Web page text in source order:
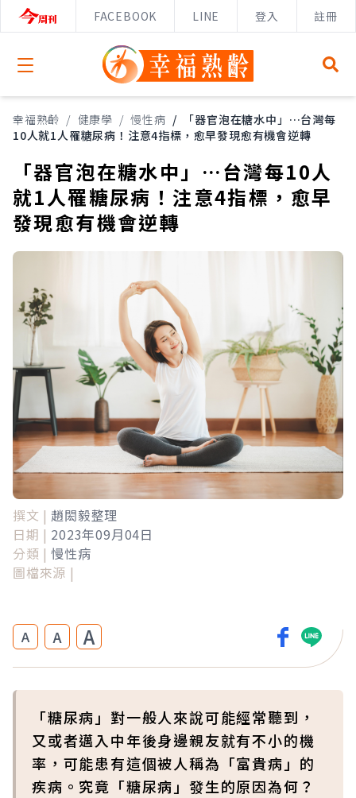
FACEBOOK LINE 登入 註冊
Open menu
幸福熟齡 / 健康學 / 慢性病 /
「器官泡在糖水中」…台灣每
10人就1人罹糖尿病！注意4指標，愈早發現愈有機會逆轉
「器官泡在糖水中」…台灣每10人
就1人罹糖尿病！注意4指標，愈早
發現愈有機會逆轉
撰文 | 趙閎毅整理
日期 | 2023年09月04日
分類 | 慢性病
圖檔來源 |
A A A
「糖尿病」對一般人來說可能經常聽到，
又或者邁入中年後身邊親友就有不小的機
率，可能患有這個被人稱為「富貴病」的
疾病。究竟「糖尿病」發生的原因為何？